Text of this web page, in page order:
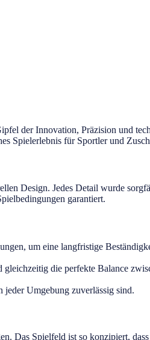
der Innovation, Präzision und
Spielerlebnis für Sportler und
Design. Jedes Detail wurde
garantiert.
um eine langfristige
die perfekte Balance
jeder Umgebung zuverlässig sind.
Das Spielfeld ist so konzipiert,